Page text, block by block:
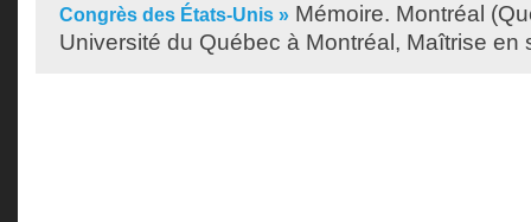
Congrès des États-Unis » Mémoire. Montréal
Université du Québec à Montréal, Maîtrise en